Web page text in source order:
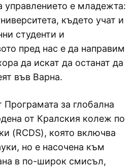
управлението е младежта:
където учат и
студенти и
пред нас е да направим
да искат да останат да
във Варна.
Програмата за глобална
от Кралския колеж по
(RCDS), която включва
но е насочена към
в по-широк смисъл,